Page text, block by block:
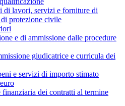
di lavori, servizi e forniture di
di protezione civile
e di ammissione dalle procedure
giudicatrice e curricula dei
e servizi di importo stimato
finanziaria dei contratti al termine